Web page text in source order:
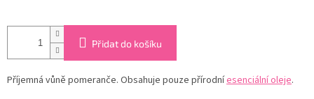
Přidat do košíku
Příjemná vůně pomeranče. Obsahuje pouze přírodníesenciální oleje.